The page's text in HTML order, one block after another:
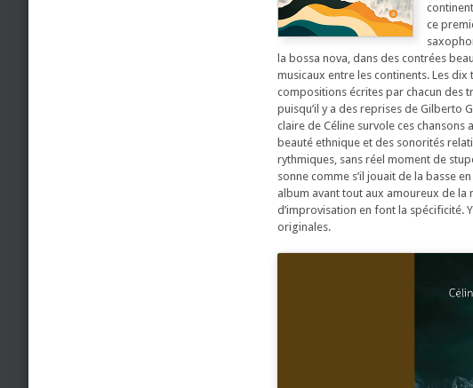
ce
la bossa nova, dans des contrées
musicaux entre les continents. Les
compositions écrites par chacun des
puisqu’il y a des reprises de Gilberto
claire de Céline survole ces
beauté ethnique et des sonorités
rythmiques, sans réel moment de
sonne comme s’il jouait de la basse
album avant tout aux amoureux de la
d’improvisation en font la spécificité.
originales.